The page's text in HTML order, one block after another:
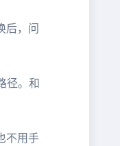
后，问
径。和
不用手